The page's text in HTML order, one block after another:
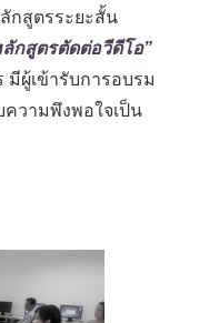
กสูตรระยะสั้น
กสูตรตัดต่อวีดีโอ”
มีผู้เข้ารับการอบรม
วามพึงพอใจเป็น